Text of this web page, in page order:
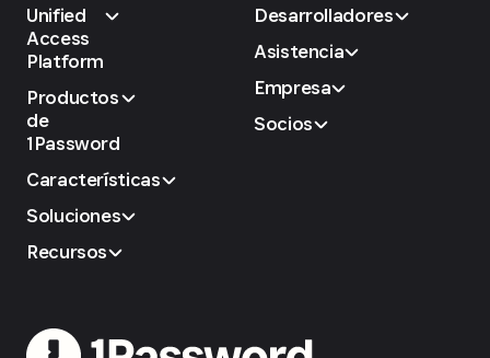
Unified
Access
Platform
Productos
de
1Password
Características
Soluciones
Recursos
Desarrolladores
Asistencia
Empresa
Socios